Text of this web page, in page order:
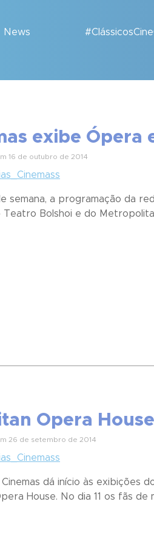
News
exibe
16 de outubro de 2014
semana, a programação da
Bolshoi e do
Opera
26 de setembro de 2014
Cinemas dá início às
House. No dia 11 os fãs de